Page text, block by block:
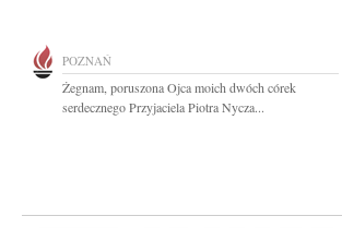
POZNAŃ
Żegnam, poruszona Ojca moich dwóch córek
serdecznego Przyjaciela Piotra Nycza...